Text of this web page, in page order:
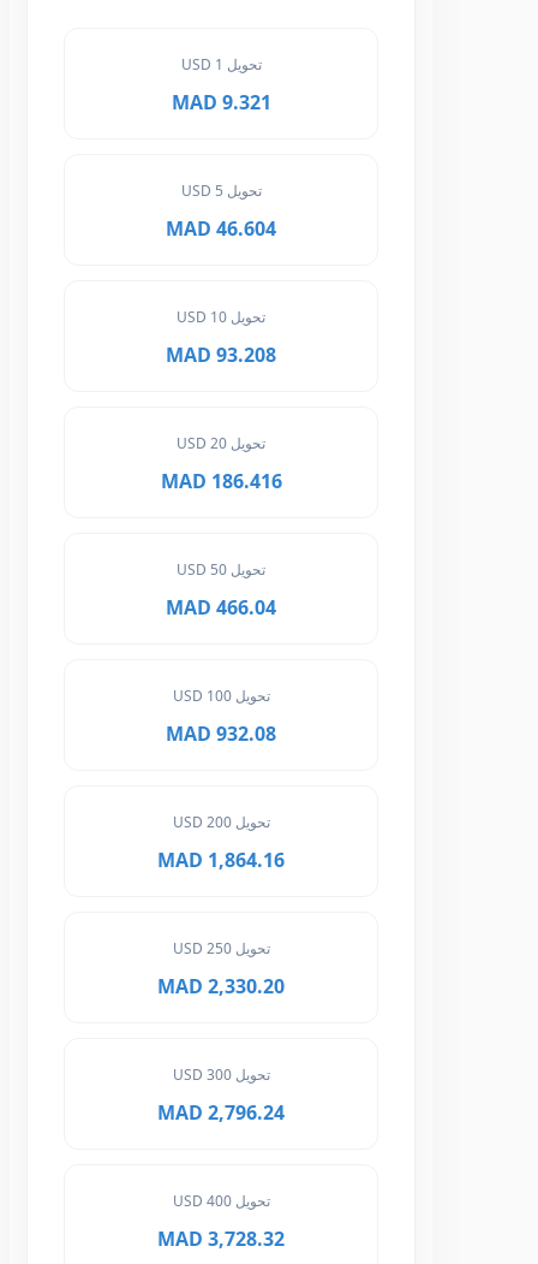
تحويل 1 USD
9.321 MAD
تحويل 5 USD
46.604 MAD
93.208 MAD
186.416 MAD
466.04 MAD
تحويل 100 USD
932.08 MAD
تحويل 200 USD
1,864.16 MAD
تحويل 250 USD
2,330.20 MAD
تحويل 300 USD
2,796.24 MAD
تحويل 400 USD
3,728.32 MAD